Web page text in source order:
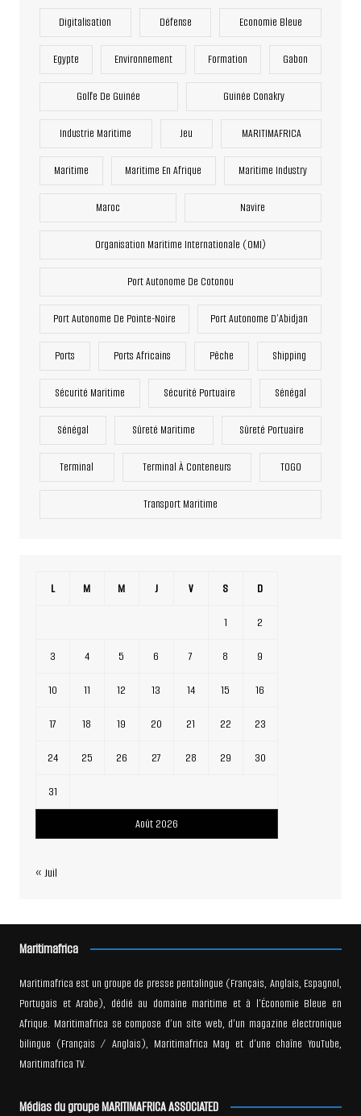
Digitalisation Défense Economie Bleue
Egypte Environnement Formation Gabon
Golfe De Guinée Guinée Conakry
Industrie Maritime Jeu MARITIMAFRICA
Maritime Maritime En Afrique Maritime Industry
Maroc Navire
Organisation Maritime Internationale (OMI)
Port Autonome De Cotonou
Port Autonome De Pointe-Noire Port Autonome D’Abidjan
Ports Ports Africains Pêche Shipping
Sécurité Maritime Sécurité Portuaire Sénégal
Sénégal Sûreté Maritime Sûreté Portuaire
Terminal Terminal À Conteneurs TOGO
Transport Maritime
Août 2026
L M M J V S D
1 2
3 4 5 6 7 8 9
10 11 12 13 14 15 16
17 18 19 20 21 22 23
24 25 26 27 28 29 30
31
« Juil
Maritimafrica
Maritimafrica est un groupe de presse pentalingue (Français, Anglais, Espagnol,
Portugais et Arabe), dédié au domaine maritime et à l’Économie Bleue en
Afrique. Maritimafrica se compose d’un site web, d’un magazine électronique
bilingue (Français / Anglais), Maritimafrica Mag et d’une chaîne YouTube,
Maritimafrica TV.
Médias du groupe MARITIMAFRICA ASSOCIATED